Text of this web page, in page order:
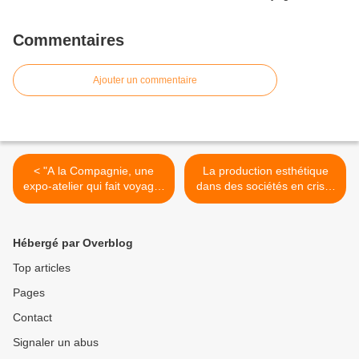
Commentaires
Ajouter un commentaire
< "A la Compagnie, une
expo-atelier qui fait voyager
les mots"
La production esthétique
dans des sociétés en crise.
>
Hébergé par Overblog
Top articles
Pages
Contact
Signaler un abus